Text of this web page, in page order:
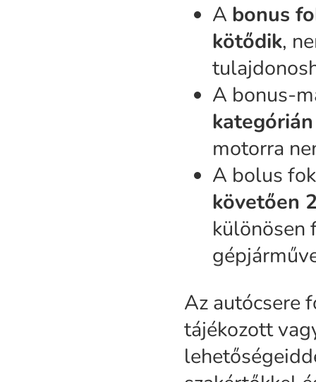
A bonus
kötődik,
A bonus-
motorra
A bolus
követően
különösen
Az autócsere
tájékozott